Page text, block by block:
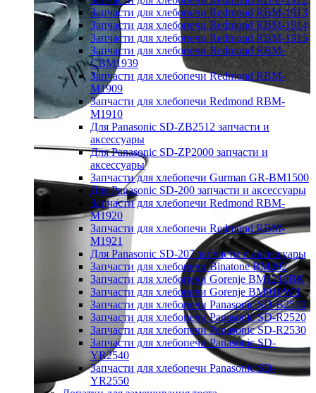
Запчасти для хлебопечи Redmond RBM-1913
Запчасти для хлебопечи Redmond RBM-1914
Запчасти для хлебопечи Redmond RBM-1915
Запчасти для хлебопечи Redmond RBM-
CBM1939
Запчасти для хлебопечи Redmond RBM-
M1909
Запчасти для хлебопечи Redmond RBM-
M1910
Для Panasonic SD-ZB2512 запчасти и
аксессуары
Для Panasonic SD-ZP2000 запчасти и
аксессуары
Запчасти для хлебопечи Gurman GR-BM1500
Для Panasonic SD-200 запчасти и аксессуары
Запчасти для хлебопечи Redmond RBM-
M1920
Запчасти для хлебопечи Redmond RBM-
M1921
Для Panasonic SD-207 запчасти и аксессуары
Запчасти для хлебопечи Binatone BM202
Запчасти для хлебопечи Gorenje BM1210BK
Запчасти для хлебопечи Gorenje BM910WII
Запчасти для хлебопечи Panasonic SD-B2510
Запчасти для хлебопечи Panasonic SD-R2520
Запчасти для хлебопечи Panasonic SD-R2530
Запчасти для хлебопечи Panasonic SD-
YR2540
Запчасти для хлебопечи Panasonic SD-
YR2550